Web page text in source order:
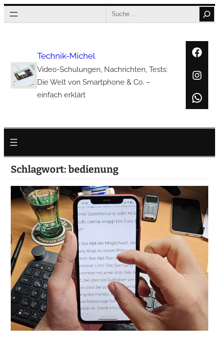
Zum
Inhalt
Search
Technik-Michel
Video-Schulungen, Nachrichten, Tests:
Die Welt von Smartphone & Co. –
einfach erklärt
Schlagwort: bedienung